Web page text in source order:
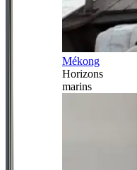
Mékong
Horizons
marins